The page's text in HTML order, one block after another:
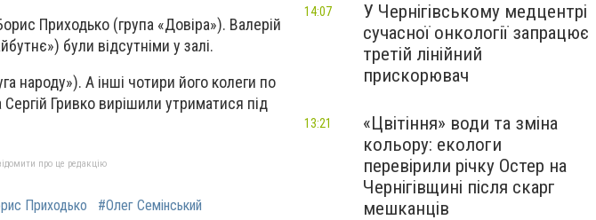
Приходько (група «Довіра»). Валерій
були відсутніми у залі.
народу»). А інші чотири його колеги по
Гривко вирішили утриматися під
про це редакцію
Приходько
#Олег Семінський
У Чернігівському медцентрі
сучасної онкології запрацює
третій лінійний
прискорювач
14:07
«Цвітіння» води та зміна
кольору: екологи
перевірили річку Остер на
Чернігівщині після скарг
мешканців
13:21